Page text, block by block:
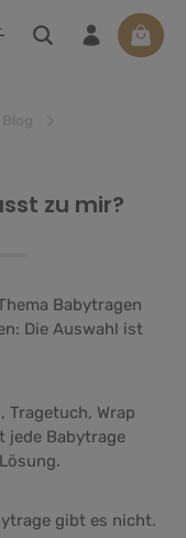
zu mir?
Babytragen
Die Auswahl ist
Tragetuch, Wrap
jede Babytrage
gibt es nicht.